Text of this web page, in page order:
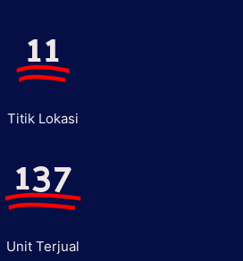
11
Titik Lokasi
137
Unit Terjual